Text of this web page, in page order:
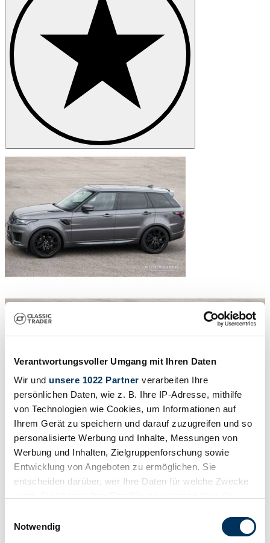
Verantwortungsvoller Umgang mit Ihren Daten
Wir und unsere 1022 Partner verarbeiten Ihre
persönlichen Daten, wie z. B. Ihre IP-Adresse, mithilfe
von Technologien wie Cookies, um Informationen auf
Ihrem Gerät zu speichern und darauf zuzugreifen und so
personalisierte Werbung und Inhalte, Messungen von
Werbung und Inhalten, Zielgruppenforschung sowie
Entwicklung von Angeboten zu ermöglichen. Sie
entscheiden darüber, wer Ihre Daten für welche Zwecke
Trigger Symbol ändern oder widerrufen
Notwendig
1/30
P400e HSE